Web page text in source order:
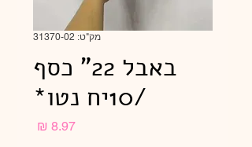
מק"ט: 31370-02
באבל 22" כסף
/10יח נטו*